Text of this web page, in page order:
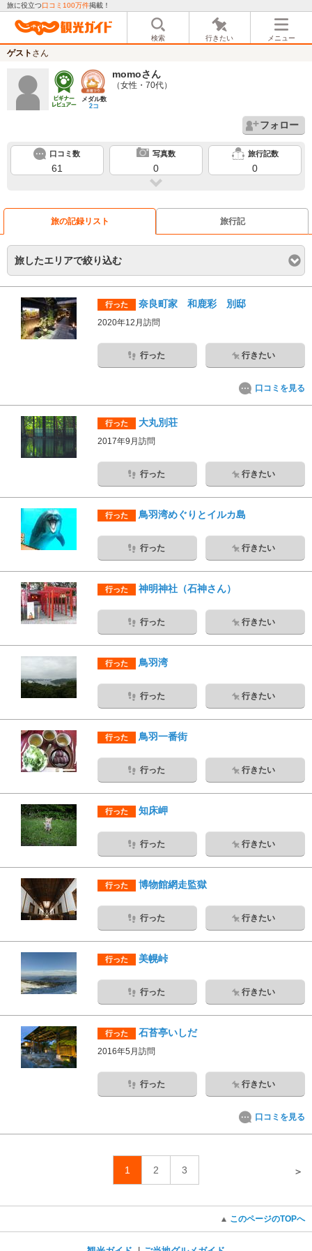
旅に役立つ口コミ100万件掲載！
検索 行きたい メニュー
ゲスト さん
メダル数
2コ
momoさん
（女性・70代）
フォロー
口コミ数
61
写真数
0
旅行記数
0
旅の記録リスト 旅行記
旅したエリアで絞り込む
行った 奈良町家 和鹿彩 別邸
2020年12月訪問
行った 行きたい
口コミを見る
行った 大丸別荘
2017年9月訪問
行った 行きたい
行った 鳥羽湾めぐりとイルカ島
行った 行きたい
行った 神明神社（石神さん）
行った 行きたい
行った 鳥羽湾
行った 行きたい
行った 鳥羽一番街
行った 行きたい
行った 知床岬
行った 行きたい
行った 博物館網走監獄
行った 行きたい
行った 美幌峠
行った 行きたい
行った 石苔亭いしだ
2016年5月訪問
行った 行きたい
口コミを見る
1 2 3 ＞
このページのTOPへ